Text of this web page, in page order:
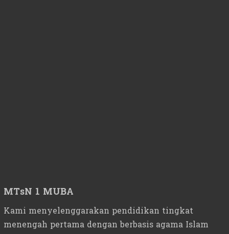
MTsN 1 MUBA
Kami menyelenggarakan pendidikan tingkat
menengah pertama dengan berbasis agama Islam